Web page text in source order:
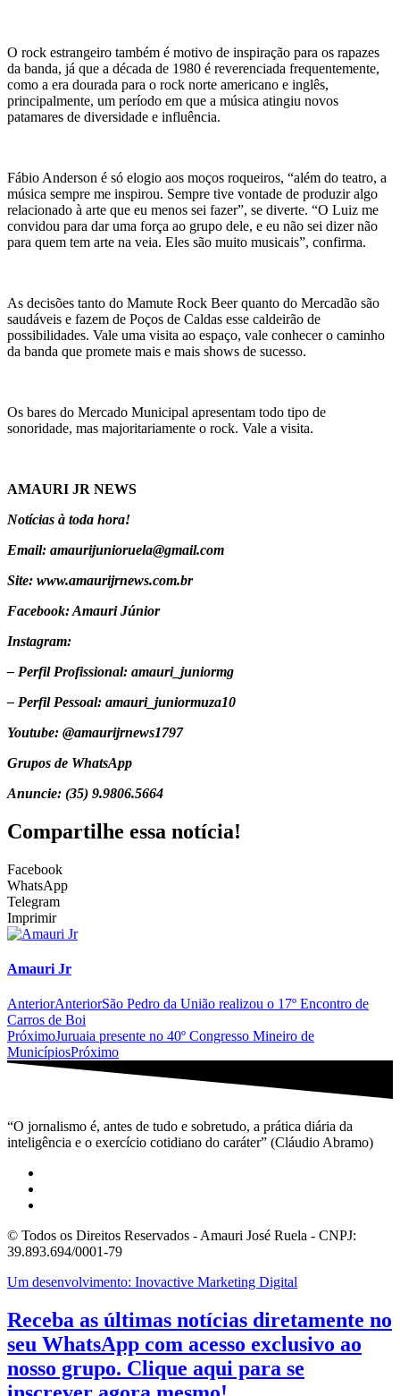
O rock estrangeiro também é motivo de inspiração para os rapazes
da banda, já que a década de 1980 é reverenciada frequentemente,
como a era dourada para o rock norte americano e inglês,
principalmente, um período em que a música atingiu novos
patamares de diversidade e influência.
Fábio Anderson é só elogio aos moços roqueiros, “além do teatro, a
música sempre me inspirou. Sempre tive vontade de produzir algo
relacionado à arte que eu menos sei fazer”, se diverte. “O Luiz me
convidou para dar uma força ao grupo dele, e eu não sei dizer não
para quem tem arte na veia. Eles são muito musicais”, confirma.
As decisões tanto do Mamute Rock Beer quanto do Mercadão são
saudáveis e fazem de Poços de Caldas esse caldeirão de
possibilidades. Vale uma visita ao espaço, vale conhecer o caminho
da banda que promete mais e mais shows de sucesso.
Os bares do Mercado Municipal apresentam todo tipo de
sonoridade, mas majoritariamente o rock. Vale a visita.
AMAURI JR NEWS
Notícias à toda hora!
Email: amaurijunioruela@gmail.com
Site: www.amaurijrnews.com.br
Facebook: Amauri Júnior
Instagram:
– Perfil Profissional: amauri_juniormg
– Perfil Pessoal: amauri_juniormuza10
Youtube: @amaurijrnews1797
Grupos de WhatsApp
Anuncie: (35) 9.9806.5664
Compartilhe essa notícia!
Facebook
WhatsApp
Telegram
Imprimir
Amauri Jr
AnteriorAnteriorSão Pedro da União realizou o 17º Encontro de
Carros de Boi
PróximoJuruaia presente no 40º Congresso Mineiro de
MunicípiosPróximo
“O jornalismo é, antes de tudo e sobretudo, a prática diária da
inteligência e o exercício cotidiano do caráter” (Cláudio Abramo)
© Todos os Direitos Reservados - Amauri José Ruela - CNPJ:
39.893.694/0001-79
Um desenvolvimento: Inovactive Marketing Digital
Receba as últimas notícias diretamente no
seu WhatsApp com acesso exclusivo ao
nosso grupo. Clique aqui para se